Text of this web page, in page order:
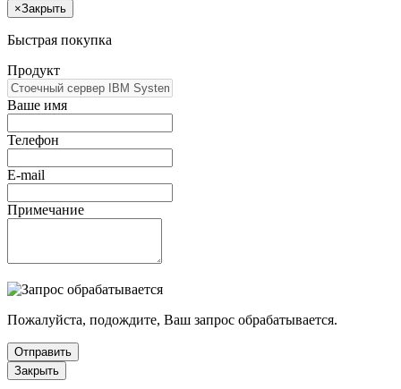
×Закрыть
Быстрая покупка
Продукт
Ваше имя
Телефон
E-mail
Примечание
Пожалуйста, подождите, Ваш запрос обрабатывается.
Отправить
Закрыть